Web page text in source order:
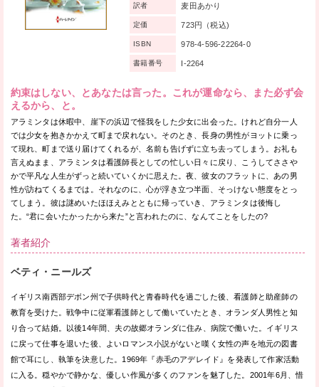
約束はしない、とあなたは言った。これが運命なら、また必ず会
えるから、と。
アラミンタは休暇中、崖下の浜辺で怪我をした少女に出会った。けれど自分一人
では少女を抱きかかえて町まで戻れない。そのとき、長身の男性がヨットに乗っ
て現れ、町まで送り届けてくれるが、名前も告げずに立ち去ってしまう。お礼も
言えぬまま、アラミンタは看護師長としての忙しい日々に戻り、こうしてささや
かで平凡な人生がずっと続いていくかに思えた。夜、彼女のフラットに、あの男
性が訪ねてくるまでは。それなのに、心が浮き立つ半面、そっけない態度をとっ
てしまう。彼は謎めいたほほえみとともに帰っていき、アラミンタは後悔し
た。“君に会いたかったから来た”と言われたのに、なんてことをしたの?
訳者 麦田あかり
定価 723円（税込)
ISBN 978-4-596-22264-0
書籍番号 I-2264
著者紹介
ベティ・ニールズ
イギリス南西部デボン州で子供時代と青春時代を過ごした後、看護師と助産師の
教育を受けた。戦争中に従軍看護師として働いていたとき、オランダ人男性と知
り合って結婚。以後14年間、夫の故郷オランダに住み、病院で働いた。イギリス
に戻って仕事を退いた後、よいロマンス小説がないと嘆く女性の声を地元の図書
館で耳にし、執筆を決意した。1969年『赤毛のアデレイド』を発表して作家活動
に入る。穏やかで静かな、優しい作風が多くのファンを魅了した。2001年6月、惜